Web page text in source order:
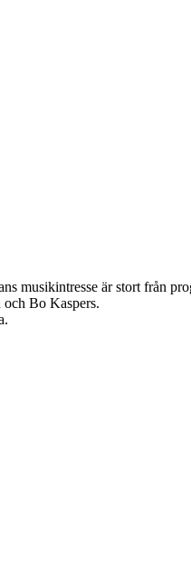
musikintresse är stort från
Bo Kaspers.